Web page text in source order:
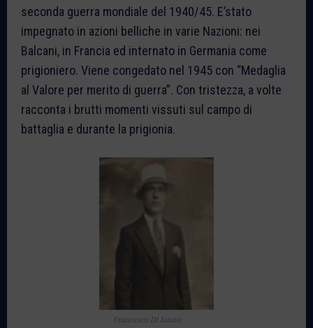
seconda guerra mondiale del 1940/45. E’stato
impegnato in azioni belliche in varie Nazioni: nei
Balcani, in Francia ed internato in Germania come
prigioniero. Viene congedato nel 1945 con “Medaglia
al Valore per merito di guerra”. Con tristezza, a volte
racconta i brutti momenti vissuti sul campo di
battaglia e durante la prigionia.
Francesco Di Ionno